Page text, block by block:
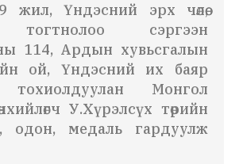
жил, Үндэсний эрх чөлөө,
тогтнолоо сэргээн
114, Ардын хувьсгалын
ой, Үндэсний их баяр
тохиолдуулан Монгол
У.Хүрэлсүх төрийн
одон, медаль гардуулж